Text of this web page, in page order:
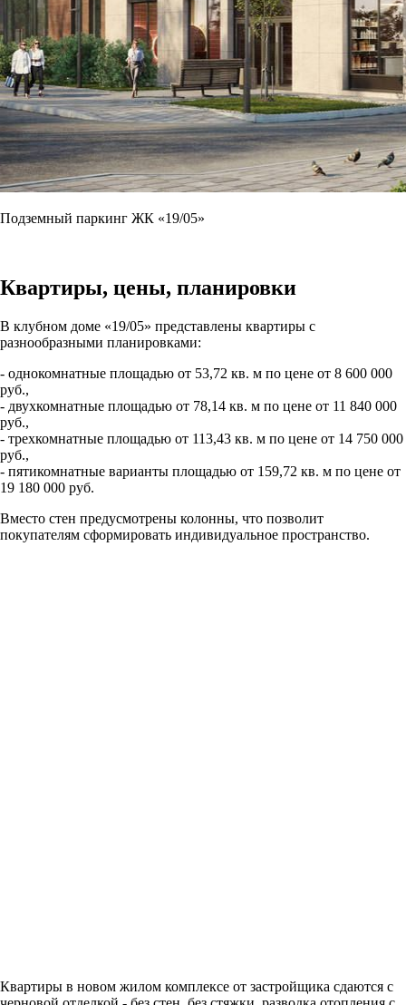
Подземный паркинг ЖК «19/05»
Квартиры, цены, планировки
В клубном доме «19/05» представлены квартиры с
разнообразными планировками:
- однокомнатные площадью от 53,72 кв. м по цене от 8 600 000
руб.,
- двухкомнатные площадью от 78,14 кв. м по цене от 11 840 000
руб.,
- трехкомнатные площадью от 113,43 кв. м по цене от 14 750 000
руб.,
- пятикомнатные варианты площадью от 159,72 кв. м по цене от
19 180 000 руб.
Вместо стен предусмотрены колонны, что позволит
покупателям сформировать индивидуальное пространство.
Квартиры в новом жилом комплексе от застройщика сдаются с